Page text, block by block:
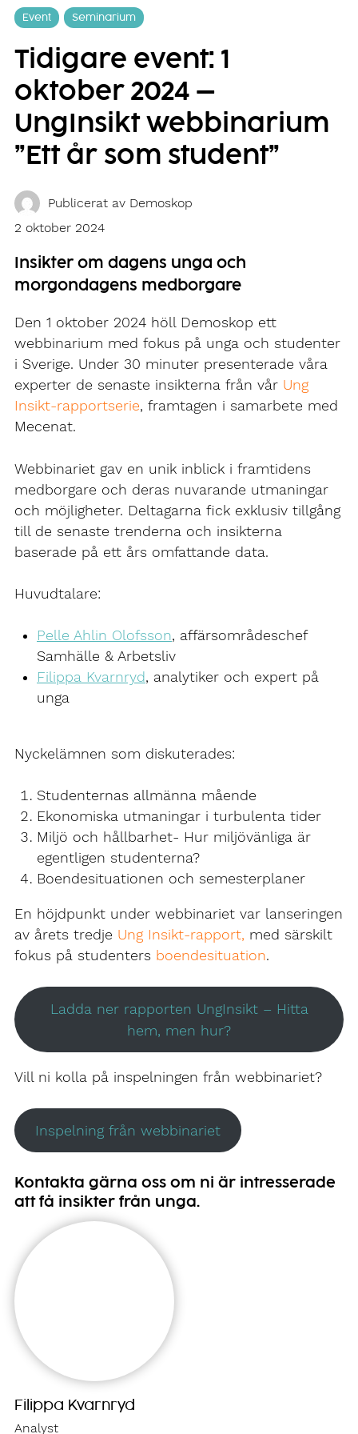
Event Seminarium
Tidigare event: 1
oktober 2024 –
UngInsikt webbinarium
”Ett år som student”
Publicerat av Demoskop
2 oktober 2024
Insikter om dagens unga och
morgondagens medborgare
Den 1 oktober 2024 höll Demoskop ett
webbinarium med fokus på unga och studenter
i Sverige. Under 30 minuter presenterade våra
experter de senaste insikterna från vår Ung
Insikt-rapportserie, framtagen i samarbete med
Mecenat.
Webbinariet gav en unik inblick i framtidens
medborgare och deras nuvarande utmaningar
och möjligheter. Deltagarna fick exklusiv tillgång
till de senaste trenderna och insikterna
baserade på ett års omfattande data.
Huvudtalare:
Pelle Ahlin Olofsson, affärsområdeschef
Samhälle & Arbetsliv
Filippa Kvarnryd, analytiker och expert på
unga
Nyckelämnen som diskuterades:
Studenternas allmänna mående
Ekonomiska utmaningar i turbulenta tider
Miljö och hållbarhet- Hur miljövänliga är
egentligen studenterna?
Boendesituationen och semesterplaner
En höjdpunkt under webbinariet var lanseringen
av årets tredje Ung Insikt-rapport, med särskilt
fokus på studenters boendesituation.
Ladda ner rapporten UngInsikt – Hitta
hem, men hur?
Vill ni kolla på inspelningen från webbinariet?
Inspelning från webbinariet
Kontakta gärna oss om ni är intresserade
att få insikter från unga.
Filippa Kvarnryd
Analyst